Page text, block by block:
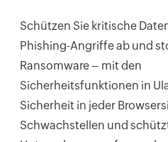
Schützen Sie kritische
Phishing-Angriffe ab und
Ransomware – mit den
Sicherheitsfunktionen in
Sicherheit in jeder
Schwachstellen und